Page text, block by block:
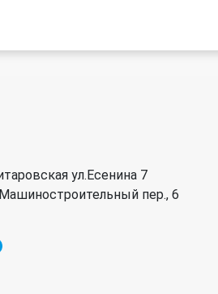
ул.Есенина 7
пер., 6